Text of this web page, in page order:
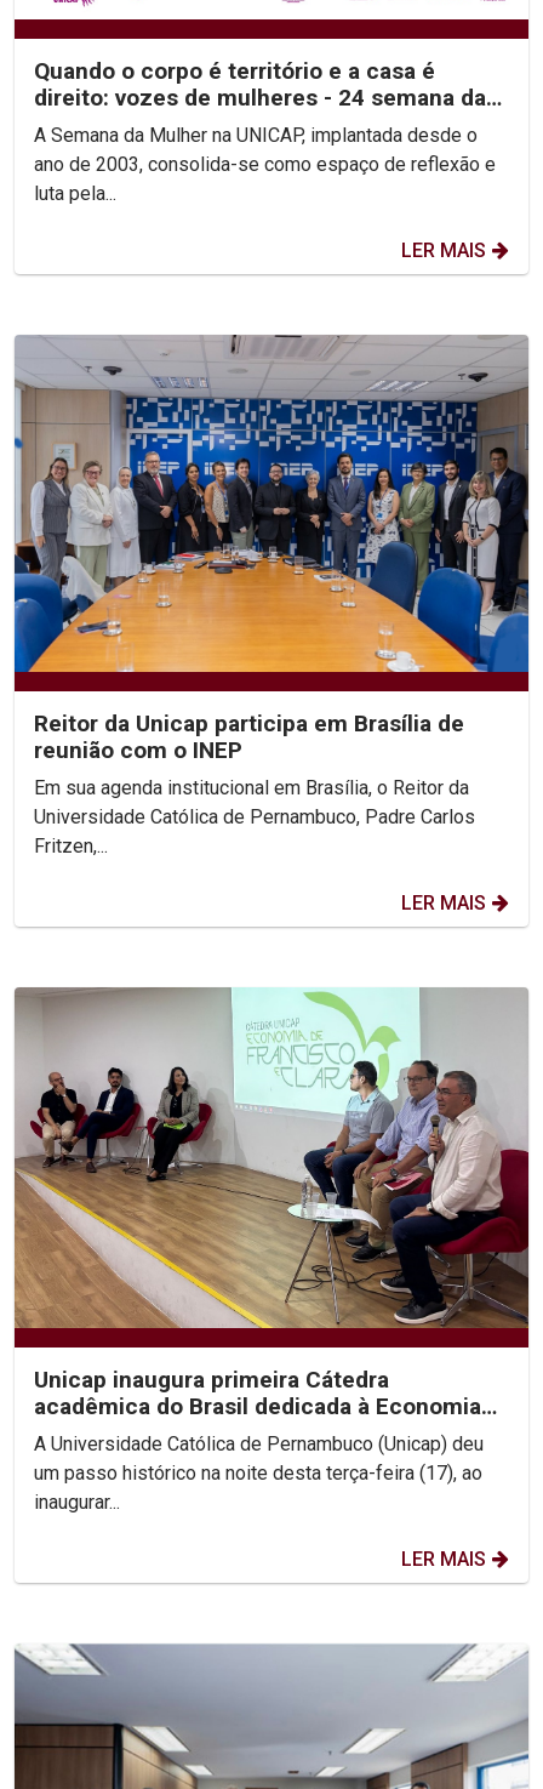
Quando o corpo é território e a casa é
direito: vozes de mulheres - 24 semana da
mulher na unicap
A Semana da Mulher na UNICAP, implantada desde o
ano de 2003, consolida-se como espaço de reflexão e
luta pela...
LER MAIS
Reitor da Unicap participa em Brasília de
reunião com o INEP
Em sua agenda institucional em Brasília, o Reitor da
Universidade Católica de Pernambuco, Padre Carlos
Fritzen,...
LER MAIS
Unicap inaugura primeira Cátedra
acadêmica do Brasil dedicada à Economia
de Francisco e Clara
A Universidade Católica de Pernambuco (Unicap) deu
um passo histórico na noite desta terça-feira (17), ao
inaugurar...
LER MAIS